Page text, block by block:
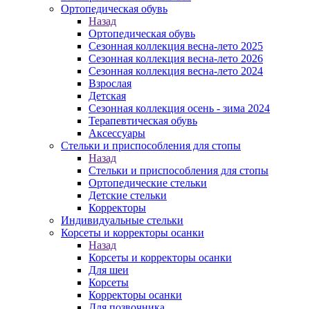
Ортопедическая обувь
Назад
Ортопедическая обувь
Сезонная коллекция весна-лето 2025
Сезонная коллекция весна-лето 2026
Сезонная коллекция весна-лето 2024
Взрослая
Детская
Сезонная коллекция осень - зима 2024
Терапевтическая обувь
Аксессуары
Стельки и приспособления для стопы
Назад
Стельки и приспособления для стопы
Ортопедические стельки
Детские стельки
Корректоры
Индивидуальные стельки
Корсеты и корректоры осанки
Назад
Корсеты и корректоры осанки
Для шеи
Корсеты
Корректоры осанки